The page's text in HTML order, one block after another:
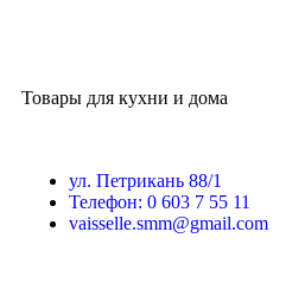
Товары для кухни и дома
ул. Петрикань 88/1
Телефон: 0 603 7 55 11
vaisselle.smm@gmail.com